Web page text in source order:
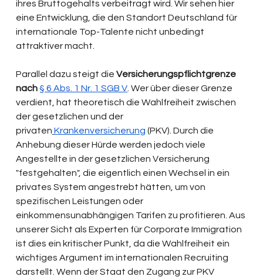
ihres Bruttogehalts verbeitragt wird. Wir sehen hier
eine Entwicklung, die den Standort Deutschland für
internationale Top-Talente nicht unbedingt
attraktiver macht.
Parallel dazu steigt die Versicherungspflichtgrenze
nach § 6 Abs. 1 Nr. 1 SGB V . Wer über dieser Grenze
verdient, hat theoretisch die Wahlfreiheit zwischen
der gesetzlichen und der
privaten Krankenversicherung (PKV). Durch die
Anhebung dieser Hürde werden jedoch viele
Angestellte in der gesetzlichen Versicherung
"festgehalten", die eigentlich einen Wechsel in ein
privates System angestrebt hätten, um von
spezifischen Leistungen oder
einkommensunabhängigen Tarifen zu profitieren. Aus
unserer Sicht als Experten für Corporate Immigration
ist dies ein kritischer Punkt, da die Wahlfreiheit ein
wichtiges Argument im internationalen Recruiting
darstellt. Wenn der Staat den Zugang zur PKV